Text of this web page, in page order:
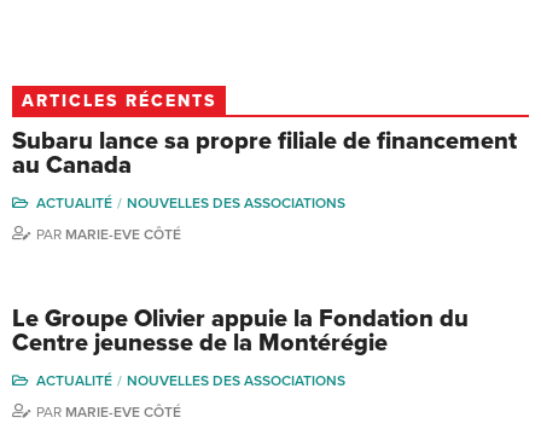
ARTICLES RÉCENTS
Subaru lance sa propre filiale de financement
au Canada
ACTUALITÉ
NOUVELLES DES ASSOCIATIONS
PAR MARIE-EVE CÔTÉ
Le Groupe Olivier appuie la Fondation du
Centre jeunesse de la Montérégie
ACTUALITÉ
NOUVELLES DES ASSOCIATIONS
PAR MARIE-EVE CÔTÉ